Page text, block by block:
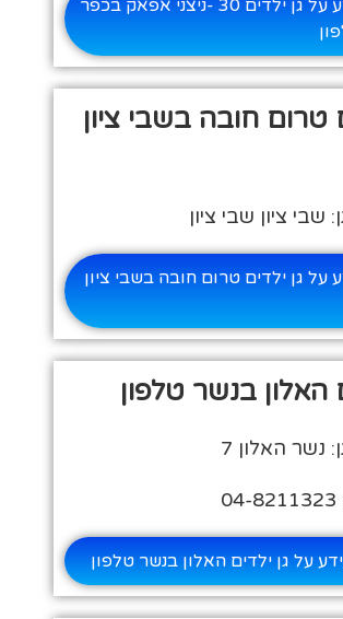
לכל המידע על גן ילדים 30 -ניצני אפאק בכפר
טרום חובה בשבי ציון
ציון שבי ציון
גן ילדים טרום חובה בשבי ציון
האלון בנשר טלפון
נשר האלון 7
על גן ילדים האלון בנשר טלפון